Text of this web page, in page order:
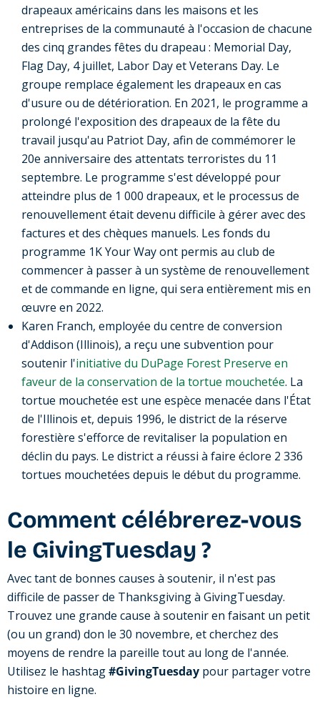
drapeaux américains dans les maisons et les
entreprises de la communauté à l'occasion de chacune
des cinq grandes fêtes du drapeau : Memorial Day,
Flag Day, 4 juillet, Labor Day et Veterans Day. Le
groupe remplace également les drapeaux en cas
d'usure ou de détérioration. En 2021, le programme a
prolongé l'exposition des drapeaux de la fête du
travail jusqu'au Patriot Day, afin de commémorer le
20e anniversaire des attentats terroristes du 11
septembre. Le programme s'est développé pour
atteindre plus de 1 000 drapeaux, et le processus de
renouvellement était devenu difficile à gérer avec des
factures et des chèques manuels. Les fonds du
programme 1K Your Way ont permis au club de
commencer à passer à un système de renouvellement
et de commande en ligne, qui sera entièrement mis en
œuvre en 2022.
Karen Franch, employée du centre de conversion
d'Addison (Illinois), a reçu une subvention pour
soutenir l'initiative du DuPage Forest Preserve en
faveur de la conservation de la tortue mouchetée. La
tortue mouchetée est une espèce menacée dans l'État
de l'Illinois et, depuis 1996, le district de la réserve
forestière s'efforce de revitaliser la population en
déclin du pays. Le district a réussi à faire éclore 2 336
tortues mouchetées depuis le début du programme.
Comment célébrerez-vous
le GivingTuesday ?
Avec tant de bonnes causes à soutenir, il n'est pas
difficile de passer de Thanksgiving à GivingTuesday.
Trouvez une grande cause à soutenir en faisant un petit
(ou un grand) don le 30 novembre, et cherchez des
moyens de rendre la pareille tout au long de l'année.
Utilisez le hashtag#GivingTuesday pour partager votre
histoire en ligne.